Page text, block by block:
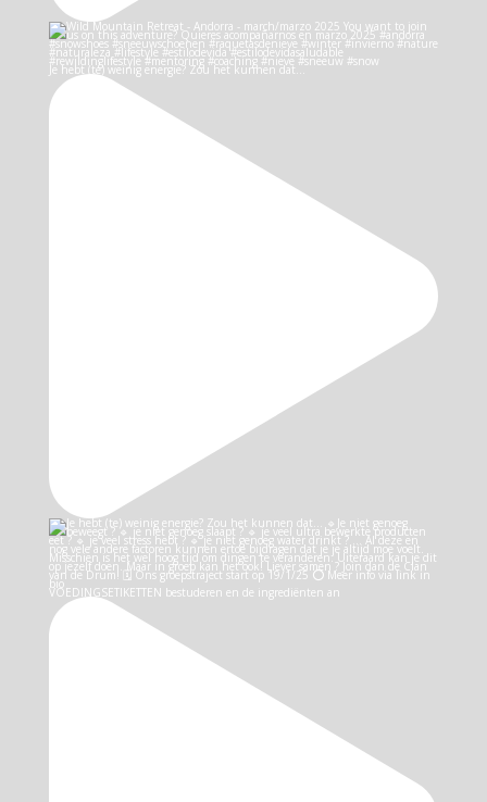
Je hebt (te) weinig energie? Zou het kunnen dat…
VOEDINGSETIKETTEN bestuderen en de ingrediënten an